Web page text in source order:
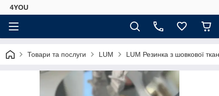
4YOU
Товари та послуги LUM LUM Резинка з шовкової